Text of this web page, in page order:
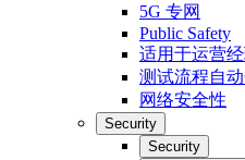
5G 专网
Public Safety
适用于运营
测试流程自
网络安全性
Security
Security